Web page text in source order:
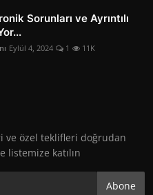
Sorunları ve Ayrıntılı
Eylül 4, 2024 1 11K
ve özel teklifleri doğrudan
listemize katılın
Abone